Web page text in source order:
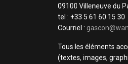
09100 Villeneuve du
tel : +33 5 61 60 15 30
Courriel :
Tous les éléments
(textes, images,